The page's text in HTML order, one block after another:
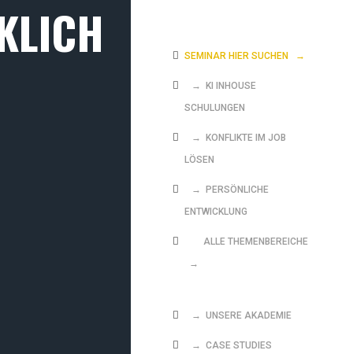
SEMINAR HIER SUCHEN →
→ KI INHOUSE
SCHULUNGEN
→ KONFLIKTE IM JOB
LÖSEN
→ PERSÖNLICHE
ENTWICKLUNG
ALLE THEMENBEREICHE
→
→ UNSERE AKADEMIE
→ CASE STUDIES